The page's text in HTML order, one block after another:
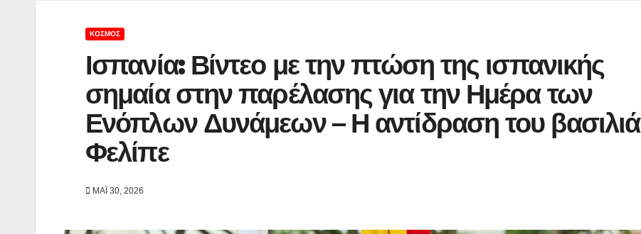
ΚΌΣΜΟΣ
Ισπανία: Βίντεο με την πτώση της ισπανικής
σημαία στην παρέλασης για την Ημέρα των
Ενόπλων Δυνάμεων – Η αντίδραση του βασιλιά
Φελίπε
ΜΆΙ 30, 2026